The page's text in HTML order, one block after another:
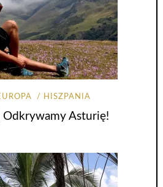
HISZPANIA
Odkrywamy Asturię!